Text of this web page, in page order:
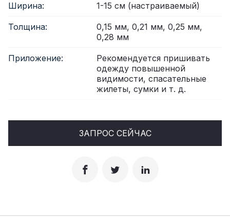
Ширина: 1-15 см (настраиваемый)
Толщина:
0,15 мм, 0,21 мм, 0,25 мм,
0,28 мм
Приложение:
Рекомендуется пришивать
одежду повышенной
видимости, спасательные
жилеты, сумки и т. д.
ЗАПРОС СЕЙЧАС